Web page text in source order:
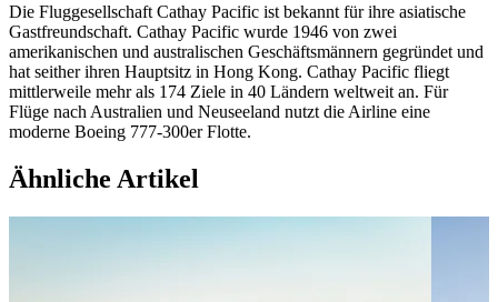
Die Fluggesellschaft Cathay Pacific ist bekannt für ihre asiatische
Gastfreundschaft. Cathay Pacific wurde 1946 von zwei
amerikanischen und australischen Geschäftsmännern gegründet und
hat seither ihren Hauptsitz in Hong Kong. Cathay Pacific fliegt
mittlerweile mehr als 174 Ziele in 40 Ländern weltweit an. Für
Flüge nach Australien und Neuseeland nutzt die Airline eine
moderne Boeing 777-300er Flotte.
Ähnliche Artikel